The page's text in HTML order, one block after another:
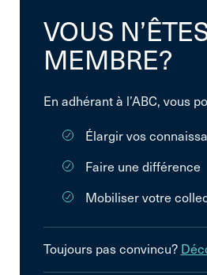
VOUS
MEMBRE?
En adhérant à l’ABC, vous
Élargir vos
Faire une différence
Mobiliser votre
Toujours pas convincu?